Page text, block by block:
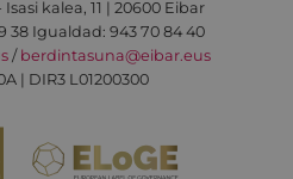
kalea, 11 | 20600 Eibar
38 Igualdad: 943 70 84 40
/ berdintasuna@eibar.eus
| DIR3 L01200300